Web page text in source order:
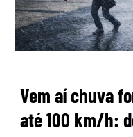
Vem aí chuva
até 100 km/h: